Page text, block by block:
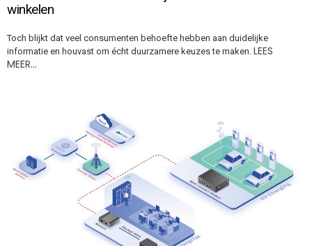
winkelen
Toch blijkt dat veel consumenten behoefte hebben aan duidelijke
informatie en houvast om écht duurzamere keuzes te maken. LEES
MEER…